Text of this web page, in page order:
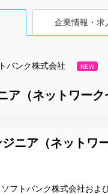
企業情報・求
バンク株式会社 NEW
ア（ネットワー
ニア（ネットワ
フトバンク株式会社およ